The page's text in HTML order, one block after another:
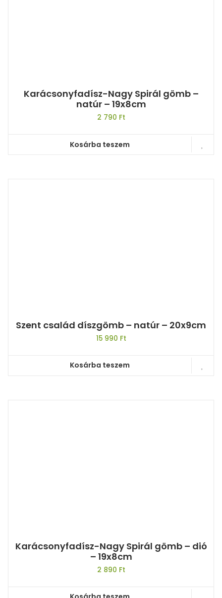
Karácsonyfadísz-Nagy Spirál gömb –
natúr – 19x8cm
2 790 Ft
Kosárba teszem
Szent család díszgömb – natúr – 20x9cm
15 990 Ft
Kosárba teszem
Karácsonyfadísz-Nagy Spirál gömb – dió
– 19x8cm
2 890 Ft